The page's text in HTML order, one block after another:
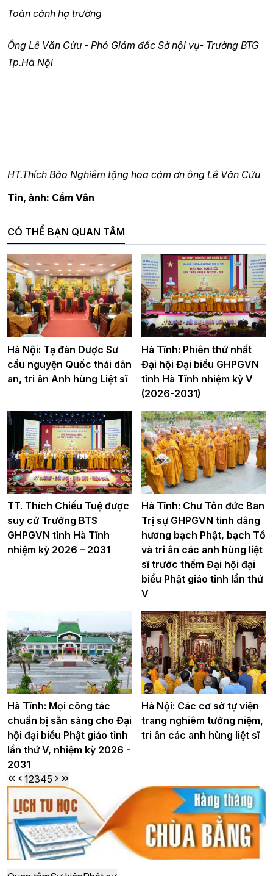
Toàn cảnh hạ trường
Ông Lê Văn Cửu - Phó Giám đốc Sở nội vụ- Trưởng BTG
Tp.Hà Nội
HT.Thích Bảo Nghiêm tặng hoa cảm ơn ông Lê Văn Cửu
Tin, ảnh: Cẩm Vân
CÓ THỂ BẠN QUAN TÂM
Hà Nội: Tạ đàn Dược Sư
cầu nguyện Quốc thái dân
an, tri ân Anh hùng Liệt sĩ
Hà Tĩnh: Phiên thứ nhất
Đại hội Đại biểu GHPGVN
tỉnh Hà Tĩnh nhiệm kỳ V
(2026-2031)
TT. Thích Chiếu Tuệ được
suy cử Trưởng BTS
GHPGVN tỉnh Hà Tĩnh
nhiệm kỳ 2026 – 2031
Hà Tĩnh: Chư Tôn đức Ban
Trị sự GHPGVN tỉnh dâng
hương bạch Phật, bạch Tổ
và tri ân các anh hùng liệt
sĩ trước thềm Đại hội đại
biểu Phật giáo tỉnh lần thứ
V
Hà Tĩnh: Mọi công tác
chuẩn bị sẵn sàng cho Đại
hội đại biểu Phật giáo tỉnh
lần thứ V, nhiệm kỳ 2026 -
2031
Hà Nội: Các cơ sở tự viện
trang nghiêm tưởng niệm,
tri ân các anh hùng liệt sĩ
12345